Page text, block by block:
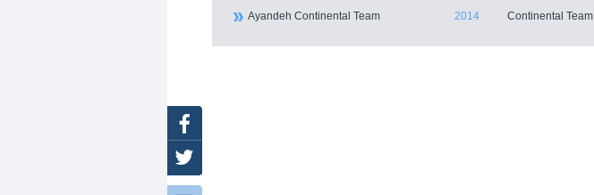
Ayandeh Continental Team
2014 Continental Team